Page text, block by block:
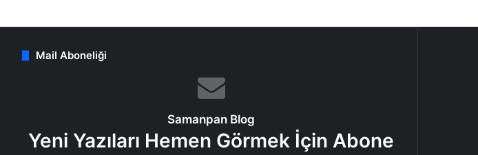
Mail Aboneliği
Samanpan Blog
Yeni Yazıları Hemen Görmek İçin Abone